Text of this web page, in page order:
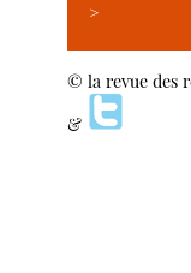
>
© la revue des
&